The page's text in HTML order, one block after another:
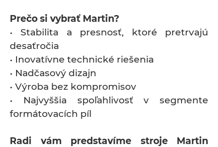
Prečo si vybrať Martin?
• Stabilita a presnosť, ktoré pretrvajú
desaťročia
• Inovatívne technické riešenia
• Nadčasový dizajn
• Výroba bez kompromisov
• Najvyššia spoľahlivosť v segmente
formátovacích píl
Radi vám predstavíme stroje Martin